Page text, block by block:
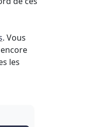
. Vous
les